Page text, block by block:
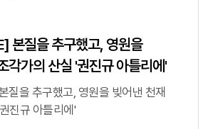
본질을 추구했고, 영원을
각가의 산실 '권진규 아틀리에'
질을 추구했고, 영원을 빚어낸 천재